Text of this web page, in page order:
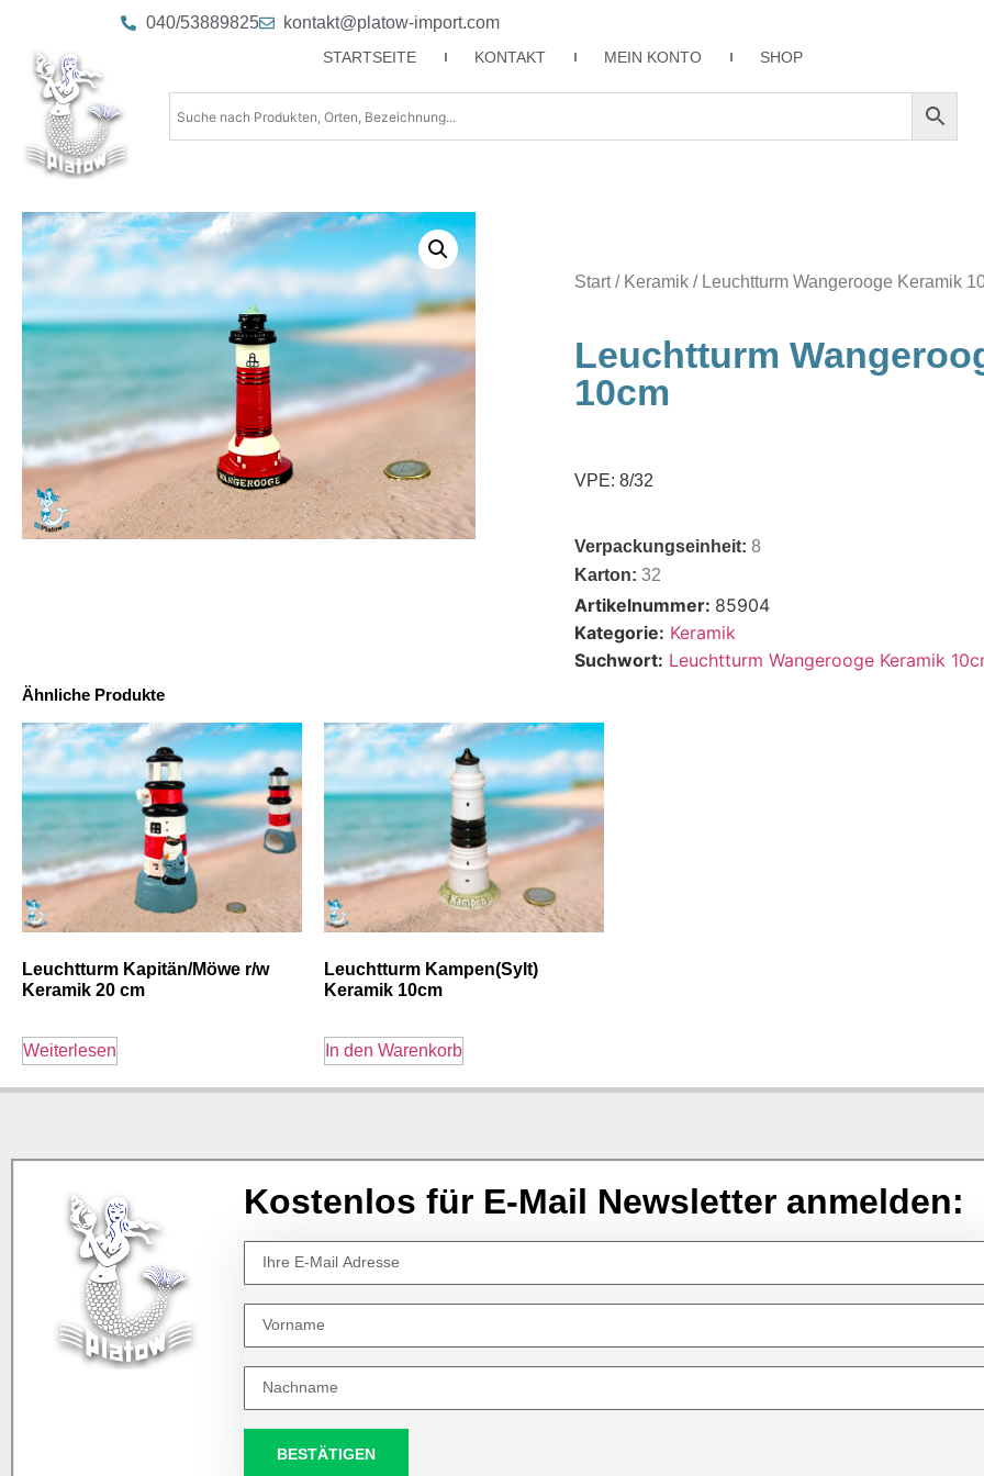
040/53889825 kontakt@platow-import.com
STARTSEITE KONTAKT MEIN KONTO SHOP
Start/ Keramik / Leuchtturm Wangerooge Keramik
Leuchtturm
10cm
VPE: 8/32
Verpackungseinheit:8
Karton:32
Artikelnummer: 85904
Kategorie: Keramik
Suchwort: Leuchtturm Wangerooge Keramik
Ähnliche Produkte
Leuchtturm Kapitän/Möwe r/w
Keramik 20 cm
Weiterlesen
Leuchtturm Kampen(Sylt)
Keramik 10cm
In den Warenkorb
Kostenlos für E-Mail Newsletter anmelden:
BESTÄTIGEN